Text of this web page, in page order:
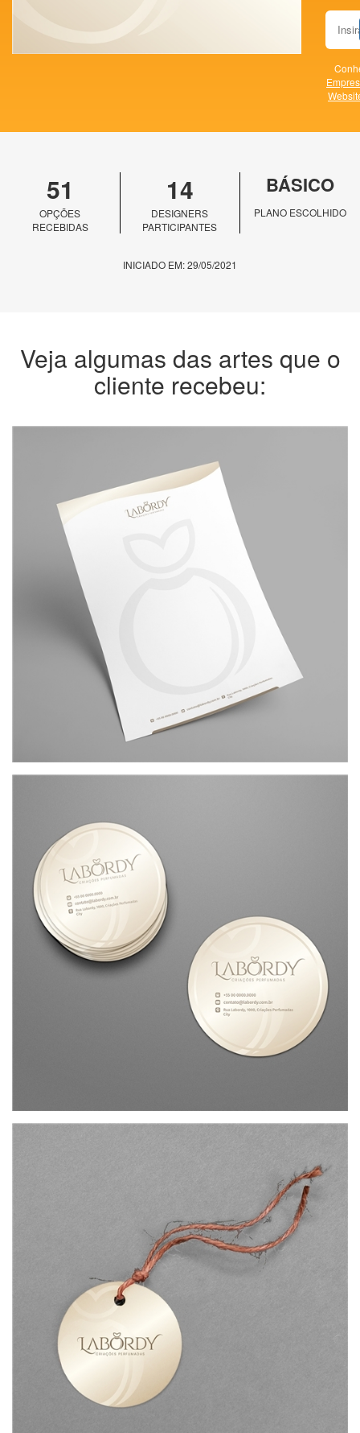
51
OPÇÕES
RECEBIDAS
14
DESIGNERS
PARTICIPANTES
BÁSICO
PLANO ESCOLHIDO
INICIADO EM: 29/05/2021
Veja algumas das artes que o
cliente recebeu: